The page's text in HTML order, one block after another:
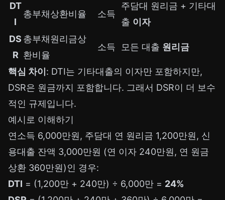
DT
I
총부채상환비율 소득
주담대 원리금 + 기타대
출 이자
DS
R
총부채원리금상
환비율
소득 모든 대출 원리금
핵심 차이 : DTI는 기타대출의 이자만 포함하지만,
DSR은 원금까지 포함합니다. 그래서 DSR이 더 보수
적인 규제입니다.
예시로 이해하기
연소득 6,000만원, 주담대 연 원리금 1,200만원, 신
용대출 잔액 3,000만원 (연 이자 240만원, 연 원금
상환 360만원)인 경우:
DTI = (1,200만 + 240만) ÷ 6,000만 = 24%